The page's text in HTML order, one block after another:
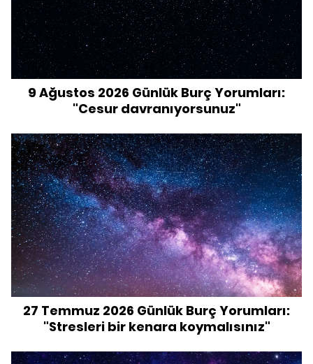
9 Ağustos 2026 Günlük Burç Yorumları:
"Cesur davranıyorsunuz"
27 Temmuz 2026 Günlük Burç Yorumları:
"Stresleri bir kenara koymalısınız"